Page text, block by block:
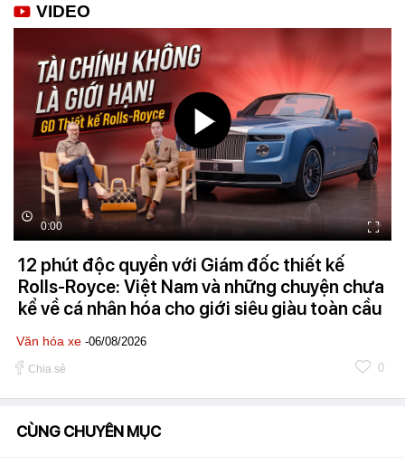
VIDEO
0:00
12 phút độc quyền với Giám đốc thiết kế
Rolls-Royce: Việt Nam và những chuyện chưa
kể về cá nhân hóa cho giới siêu giàu toàn cầu
Văn hóa xe -06/08/2026
Chia sẻ 0
CÙNG CHUYÊN MỤC